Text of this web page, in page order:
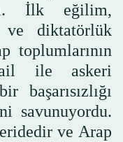
İlk eğilim,
diktatörlük
toplumlarının
ile askeri
başarısızlığı
savunuyordu.
ve Arap